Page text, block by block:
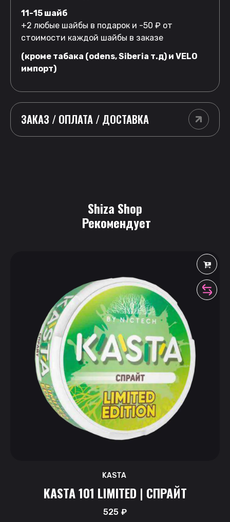
11-15 шайб
+2 любые шайбы в подарок и -50 ₽ от
стоимости каждой шайбы в заказе
(кроме табака (odens, Siberia т.д) и VELO
импорт)
ЗАКАЗ / ОПЛАТА / ДОСТАВКА
Shiza Shop
Рекомендует
KASTA
KASTA 101 LIMITED | СПРАЙТ
525₽